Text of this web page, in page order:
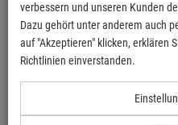
Deko-Objekte
Brunnen und
verbessern und unseren Kunden
Dazu gehört unter anderem auch
auf "Akzeptieren" klicken, erklären
Richtlinien einverstanden.